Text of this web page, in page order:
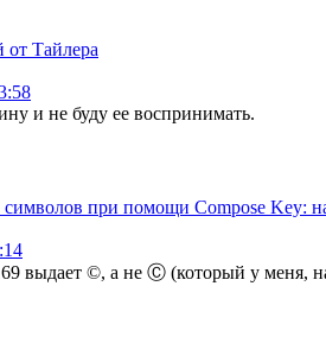
от Тайлера
и не буду ее воспринимать.
при помощи Compose Key:
выдает ©, а не Ⓒ (который у меня,